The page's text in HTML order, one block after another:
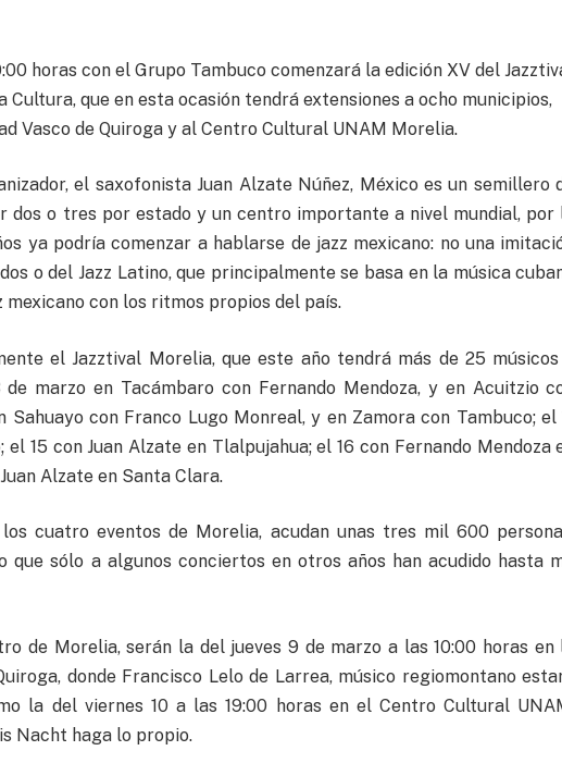
horas con el Grupo Tambuco comenzará la edición XV del
Cultura, que en esta ocasión tendrá extensiones a ocho municipios,
Vasco de Quiroga y al Centro Cultural UNAM Morelia.
el saxofonista Juan Alzate Núñez, México es un semillero
dos o tres por estado y un centro importante a nivel mundial, por
ya podría comenzar a hablarse de jazz mexicano: no una
o del Jazz Latino, que principalmente se basa en la música
mexicano con los ritmos propios del país.
el Jazztival Morelia, que este año tendrá más de 25
marzo en Tacámbaro con Fernando Mendoza, y en Acuitzio
Sahuayo con Franco Lugo Monreal, y en Zamora con Tambuco; el
15 con Juan Alzate en Tlalpujahua; el 16 con Fernando Mendoza
Alzate en Santa Clara.
cuatro eventos de Morelia, acudan unas tres mil 600
que sólo a algunos conciertos en otros años han acudido hasta
de Morelia, serán la del jueves 9 de marzo a las 10:00 horas en
donde Francisco Lelo de Larrea, músico regiomontano
la del viernes 10 a las 19:00 horas en el Centro Cultural
Nacht haga lo propio.